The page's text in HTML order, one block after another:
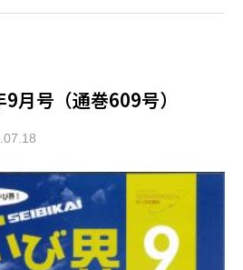
書籍紹介 問合せ
月号（通巻609号）